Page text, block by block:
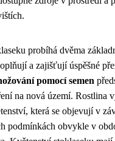
probíhá dvěma
a zajišťují úspěšné
pomocí semen
na nová území. Rostlina
která se objevují v
podmínkách obvykle v